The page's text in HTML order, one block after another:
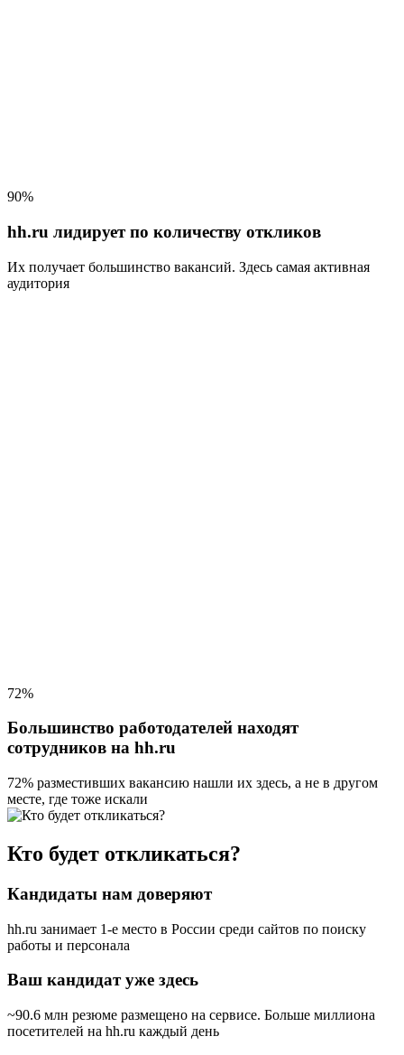
90%
hh.ru лидирует по количеству откликов
Их получает большинство вакансий. Здесь самая активная
аудитория
72%
Большинство работодателей находят
сотрудников на hh.ru
72% разместивших вакансию нашли их здесь, а не в другом
месте, где тоже искали
Кто будет откликаться?
Кандидаты нам доверяют
hh.ru занимает 1-е место в России среди сайтов по поиску
работы и персонала
Ваш кандидат уже здесь
~90.6 млн резюме размещено на сервисе. Больше миллиона
посетителей на hh.ru каждый день